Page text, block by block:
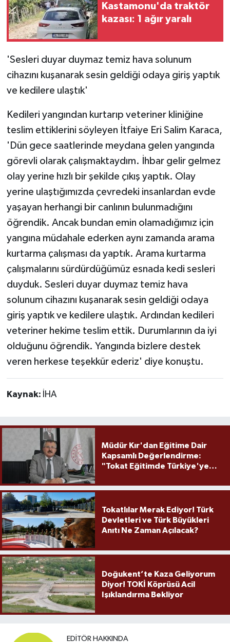
Kastamonu'da traktör
kazası: 1 ağır yaralı
'Sesleri duyar duymaz temiz hava solunum
cihazını kuşanarak sesin geldiği odaya giriş yaptık
ve kedilere ulaştık'
Kedileri yangından kurtarıp veteriner kliniğine
teslim ettiklerini söyleyen İtfaiye Eri Salim Karaca,
'Dün gece saatlerinde meydana gelen yangında
görevli olarak çalışmaktaydım. İhbar gelir gelmez
olay yerine hızlı bir şekilde çıkış yaptık. Olay
yerine ulaştığımızda çevredeki insanlardan evde
yaşayan herhangi bir canlının bulunmadığını
öğrendik. Ancak bundan emin olamadığımız için
yangına müdahale ederken aynı zamanda arama
kurtarma çalışması da yaptık. Arama kurtarma
çalışmalarını sürdürdüğümüz esnada kedi sesleri
duyduk. Sesleri duyar duymaz temiz hava
solunum cihazını kuşanarak sesin geldiği odaya
giriş yaptık ve kedilere ulaştık. Ardından kedileri
veteriner hekime teslim ettik. Durumlarının da iyi
olduğunu öğrendik. Yangında bizlere destek
veren herkese teşekkür ederiz' diye konuştu.
Kaynak: İHA
Müdür Kır'dan Eğitime Dair
Kapsamlı Değerlendirme:
"Tokat Eğitimde Türkiye'ye
Tokatlılar Merak Ediyor! Türk
Devletleri ve Türk Büyükleri
Anıtı Ne Zaman Açılacak?
Doğukent’te Kaza Geliyorum
Diyor! TOKİ Köprüsü Acil
Işıklandırma Bekliyor
EDITÖR HAKKINDA